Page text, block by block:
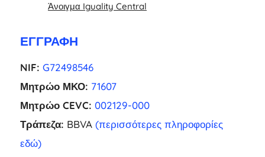
Άνοιγμα Iguality Central
ΕΓΓΡΑΦΉ
NIF: G72498546
Μητρώο ΜΚΟ: 71607
Μητρώο CEVC: 002129-000
Τράπεζα: BBVA (περισσότερες πληροφορίες
εδώ)